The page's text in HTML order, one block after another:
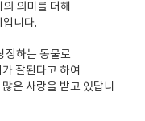
의미를 더해
입니다.
징하는 동물로
잘된다고 하여
은 사랑을 받고 있답니